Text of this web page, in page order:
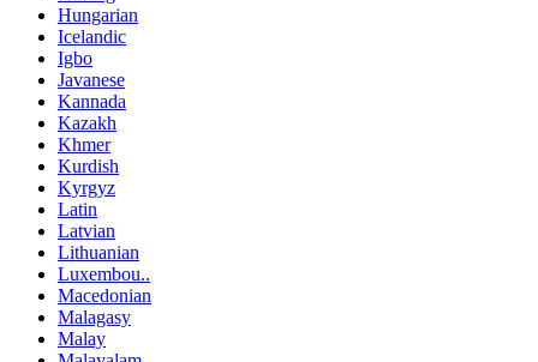
Hungarian
Icelandic
Igbo
Javanese
Kannada
Kazakh
Khmer
Kurdish
Kyrgyz
Latin
Latvian
Lithuanian
Luxembou..
Macedonian
Malagasy
Malay